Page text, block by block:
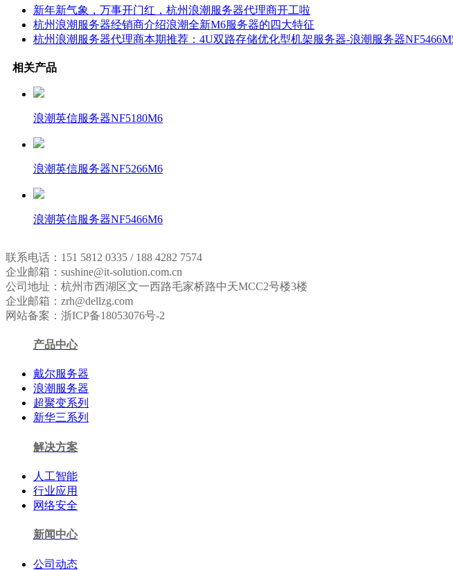
新年新气象，万事开门红，杭州浪潮服务器代理商开工啦
杭州浪潮服务器经销商介绍浪潮全新M6服务器的四大特征
杭州浪潮服务器代理商本期推荐：4U双路存储优化型机架服务器-浪潮服务器
相关产品
浪潮英信服务器NF5180M6
浪潮英信服务器NF5266M6
浪潮英信服务器NF5466M6
联系电话：151 5812 0335 / 188 4282 7574
企业邮箱：sushine@it-solution.com.cn
公司地址：杭州市西湖区文一西路毛家桥路中天MCC2号楼3楼
企业邮箱：zrh@dellzg.com
网站备案：浙ICP备18053076号-2
产品中心
戴尔服务器
浪潮服务器
超聚变系列
新华三系列
解决方案
人工智能
行业应用
网络安全
新闻中心
公司动态